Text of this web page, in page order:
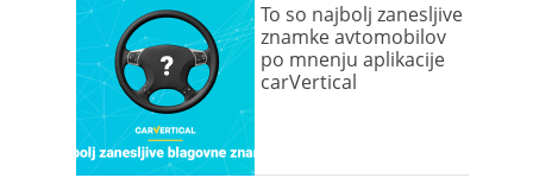
To so najbolj zanesljive
znamke avtomobilov
po mnenju aplikacije
carVertical